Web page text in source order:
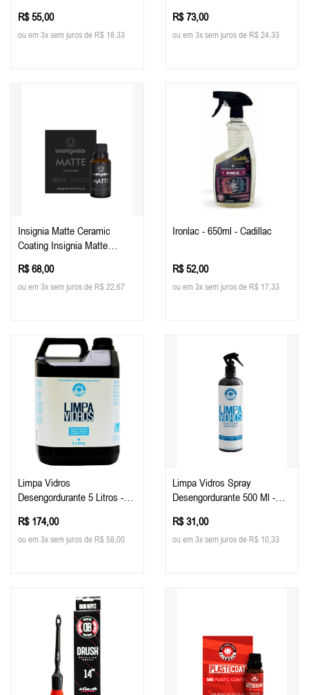
R$ 55,00
ou em 3x sem juros de R$ 18,33
R$ 73,00
ou em 3x sem juros de R$ 24,33
Insignia Matte Ceramic
Coating Insignia Matte
30ml - Easytech
R$ 68,00
ou em 3x sem juros de R$ 22,67
Ironlac - 650ml - Cadillac
R$ 52,00
ou em 3x sem juros de R$ 17,33
Limpa Vidros
Desengordurante 5 Litros -
R$ 174,00
ou em 3x sem juros de R$ 58,00
Limpa Vidros Spray
Desengordurante 500 Ml -
R$ 31,00
ou em 3x sem juros de R$ 10,33